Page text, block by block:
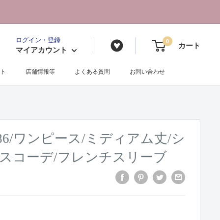
ログイン・登録
マイアカウント
0 カート
店舗情報等 よくある質問 お問い合わせ
ワンピース/ミディアム丈/シ
コーデ/フレンチスリーブ